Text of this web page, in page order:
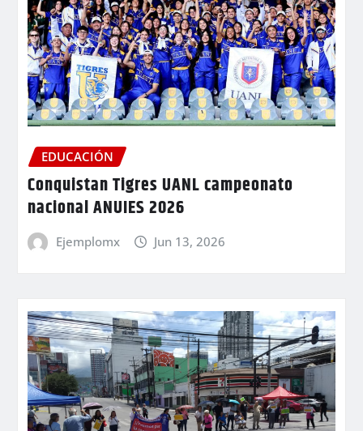
EDUCACIÓN
Conquistan Tigres UANL campeonato
nacional ANUIES 2026
Ejemplomx Jun 13, 2026